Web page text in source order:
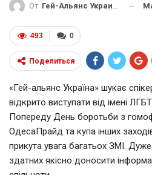
От Гей-Альянс Украина
0
493
Поделиться
«Гей-альянс Україна» шукає
відкрито виступати від імені
Попереду День боротьби з
ОдесаПрайд та купа інших
прикута увага багатьох ЗМІ.
здатних якісно доносити